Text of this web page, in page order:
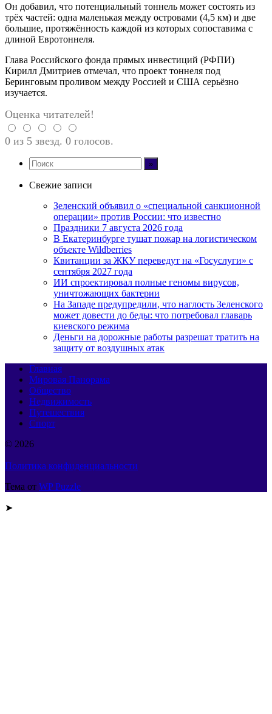
Он добавил, что потенциальный тоннель может состоять из
трёх частей: одна маленькая между островами (4,5 км) и две
большие, протяжённость каждой из которых сопоставима с
длиной Евротоннеля.
Глава Российского фонда прямых инвестиций (РФПИ)
Кирилл Дмитриев отмечал, что проект тоннеля под
Беринговым проливом между Россией и США серьёзно
изучается.
Оценка читателей!
0 из 5 звезд. 0 голосов.
Свежие записи
Зеленский объявил о «специальной санкционной
операции» против России: что известно
Праздники 7 августа 2026 года
В Екатеринбурге тушат пожар на логистическом
объекте Wildberries
Квитанции за ЖКУ переведут на «Госуслуги» с
сентября 2027 года
ИИ спроектировал полные геномы вирусов,
уничтожающих бактерии
На Западе предупредили, что наглость Зеленского
может довести до беды: что потребовал главарь
киевского режима
Деньги на дорожные работы разрешат тратить на
защиту от воздушных атак
Главная
Мировая Панорама
Общество
Недвижимость
Путешествия
Спорт
© 2026
Политика конфиденциальности
Тема от WP Puzzle
➤